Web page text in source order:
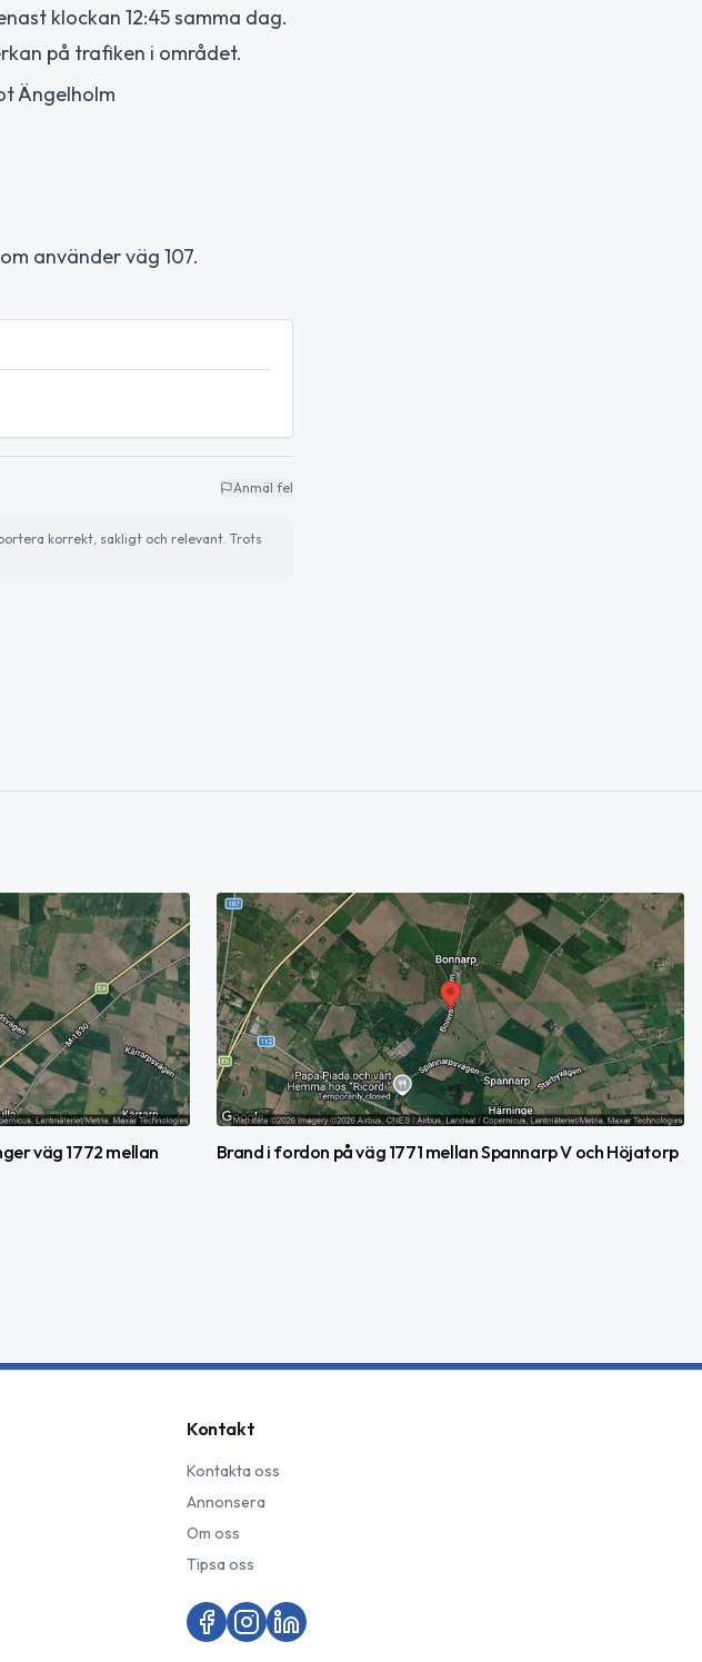
klockan 12:45 samma dag.
på trafiken i området.
Ängelholm
använder väg 107.
Anmäl fel
korrekt, sakligt och relevant. Trots
väg 1772 mellan
Brand i fordon på väg 1771 mellan Spannarp V och Höjatorp
Kontakt
Kontakta oss
Annonsera
Om oss
Tipsa oss